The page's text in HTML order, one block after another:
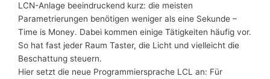
LCN-Anlage beeindruckend kurz: die meisten
Parametrierungen benötigen weniger als eine Sekunde –
Time is Money. Dabei kommen einige Tätigkeiten häufig vor.
So hat fast jeder Raum Taster, die Licht und vielleicht die
Beschattung steuern.
Hier setzt die neue Programmiersprache LCL an: Für